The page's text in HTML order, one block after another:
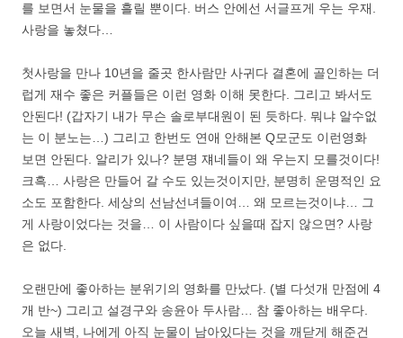
를 보면서 눈물을 흘릴 뿐이다. 버스 안에선 서글프게 우는 우재.
사랑을 놓쳤다…
첫사랑을 만나 10년을 줄곳 한사람만 사귀다 결혼에 골인하는 더
럽게 재수 좋은 커플들은 이런 영화 이해 못한다. 그리고 봐서도
안된다! (갑자기 내가 무슨 솔로부대원이 된 듯하다. 뭐냐 알수없
는 이 분노는…) 그리고 한번도 연애 안해본 Q모군도 이런영화
보면 안된다. 알리가 있나? 분명 쟤네들이 왜 우는지 모를것이다!
크흑… 사랑은 만들어 갈 수도 있는것이지만, 분명히 운명적인 요
소도 포함한다. 세상의 선남선녀들이여… 왜 모르는것이냐… 그
게 사랑이었다는 것을… 이 사람이다 싶을때 잡지 않으면? 사랑
은 없다.
오랜만에 좋아하는 분위기의 영화를 만났다. (별 다섯개 만점에 4
개 반~) 그리고 설경구와 송윤아 두사람… 참 좋아하는 배우다.
오늘 새벽, 나에게 아직 눈물이 남아있다는 것을 깨닫게 해준건